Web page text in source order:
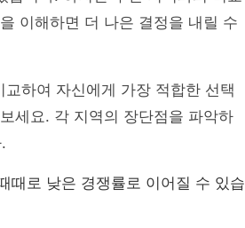
을 이해하면 더 나은 결정을 내릴 수
하여 자신에게 가장 적합한 선택
세요. 각 지역의 장단점을 파악하
때로 낮은 경쟁률로 이어질 수 있습